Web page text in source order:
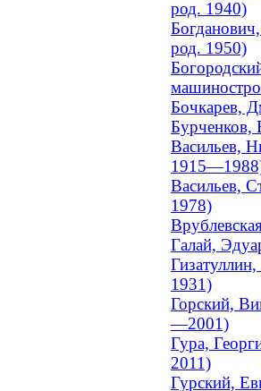
род. 1940)
род. 1950)
Бочкарев,
Бурченков,
Васильев,
Васильев,
1978)
Галай,
1931)
Горский,
—2001)
Гура,
2011)
Гурский,